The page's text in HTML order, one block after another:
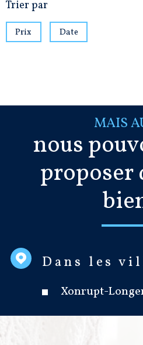
Trier par
Prix Date
MAIS
nous
proposer
Dans les
Xonrupt-